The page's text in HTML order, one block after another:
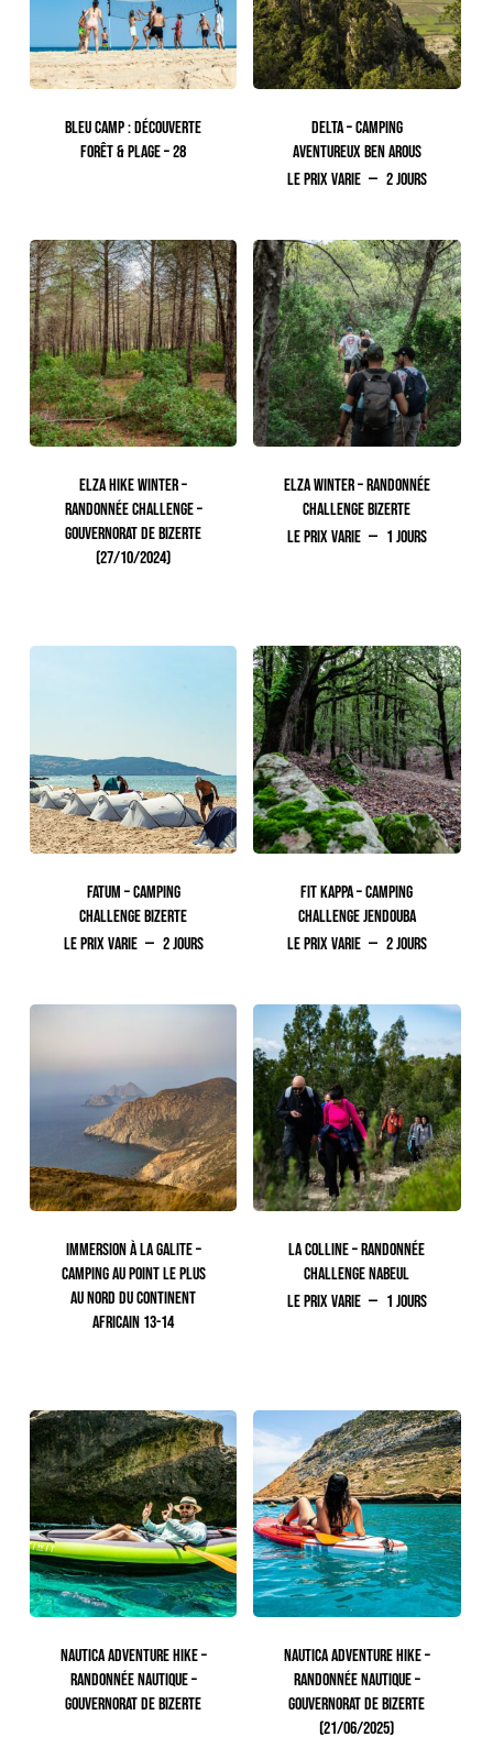
Votre panier est vide.
BLEU CAMP : DÉCOUVERTE
FORÊT & PLAGE – 28
DELTA – CAMPING
AVENTUREUX BEN AROUS
Le prix varie
2 jours
ELZA HIKE WINTER –
RANDONNÉE CHALLENGE –
GOUVERNORAT DE BIZERTE
(27/10/2024)
ELZA WINTER – RANDONNÉE
CHALLENGE BIZERTE
Le prix varie
1 jours
FATUM – CAMPING
CHALLENGE BIZERTE
Le prix varie
2 jours
FIT KAPPA – CAMPING
CHALLENGE JENDOUBA
Le prix varie
2 jours
IMMERSION À LA GALITE –
CAMPING AU POINT LE PLUS
AU NORD DU CONTINENT
AFRICAIN 13-14
LA COLLINE – RANDONNÉE
CHALLENGE NABEUL
Le prix varie
1 jours
NAUTICA ADVENTURE HIKE –
RANDONNÉE NAUTIQUE –
GOUVERNORAT DE BIZERTE
NAUTICA ADVENTURE HIKE –
RANDONNÉE NAUTIQUE –
GOUVERNORAT DE BIZERTE
(21/06/2025)